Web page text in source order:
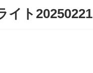
イト20250221